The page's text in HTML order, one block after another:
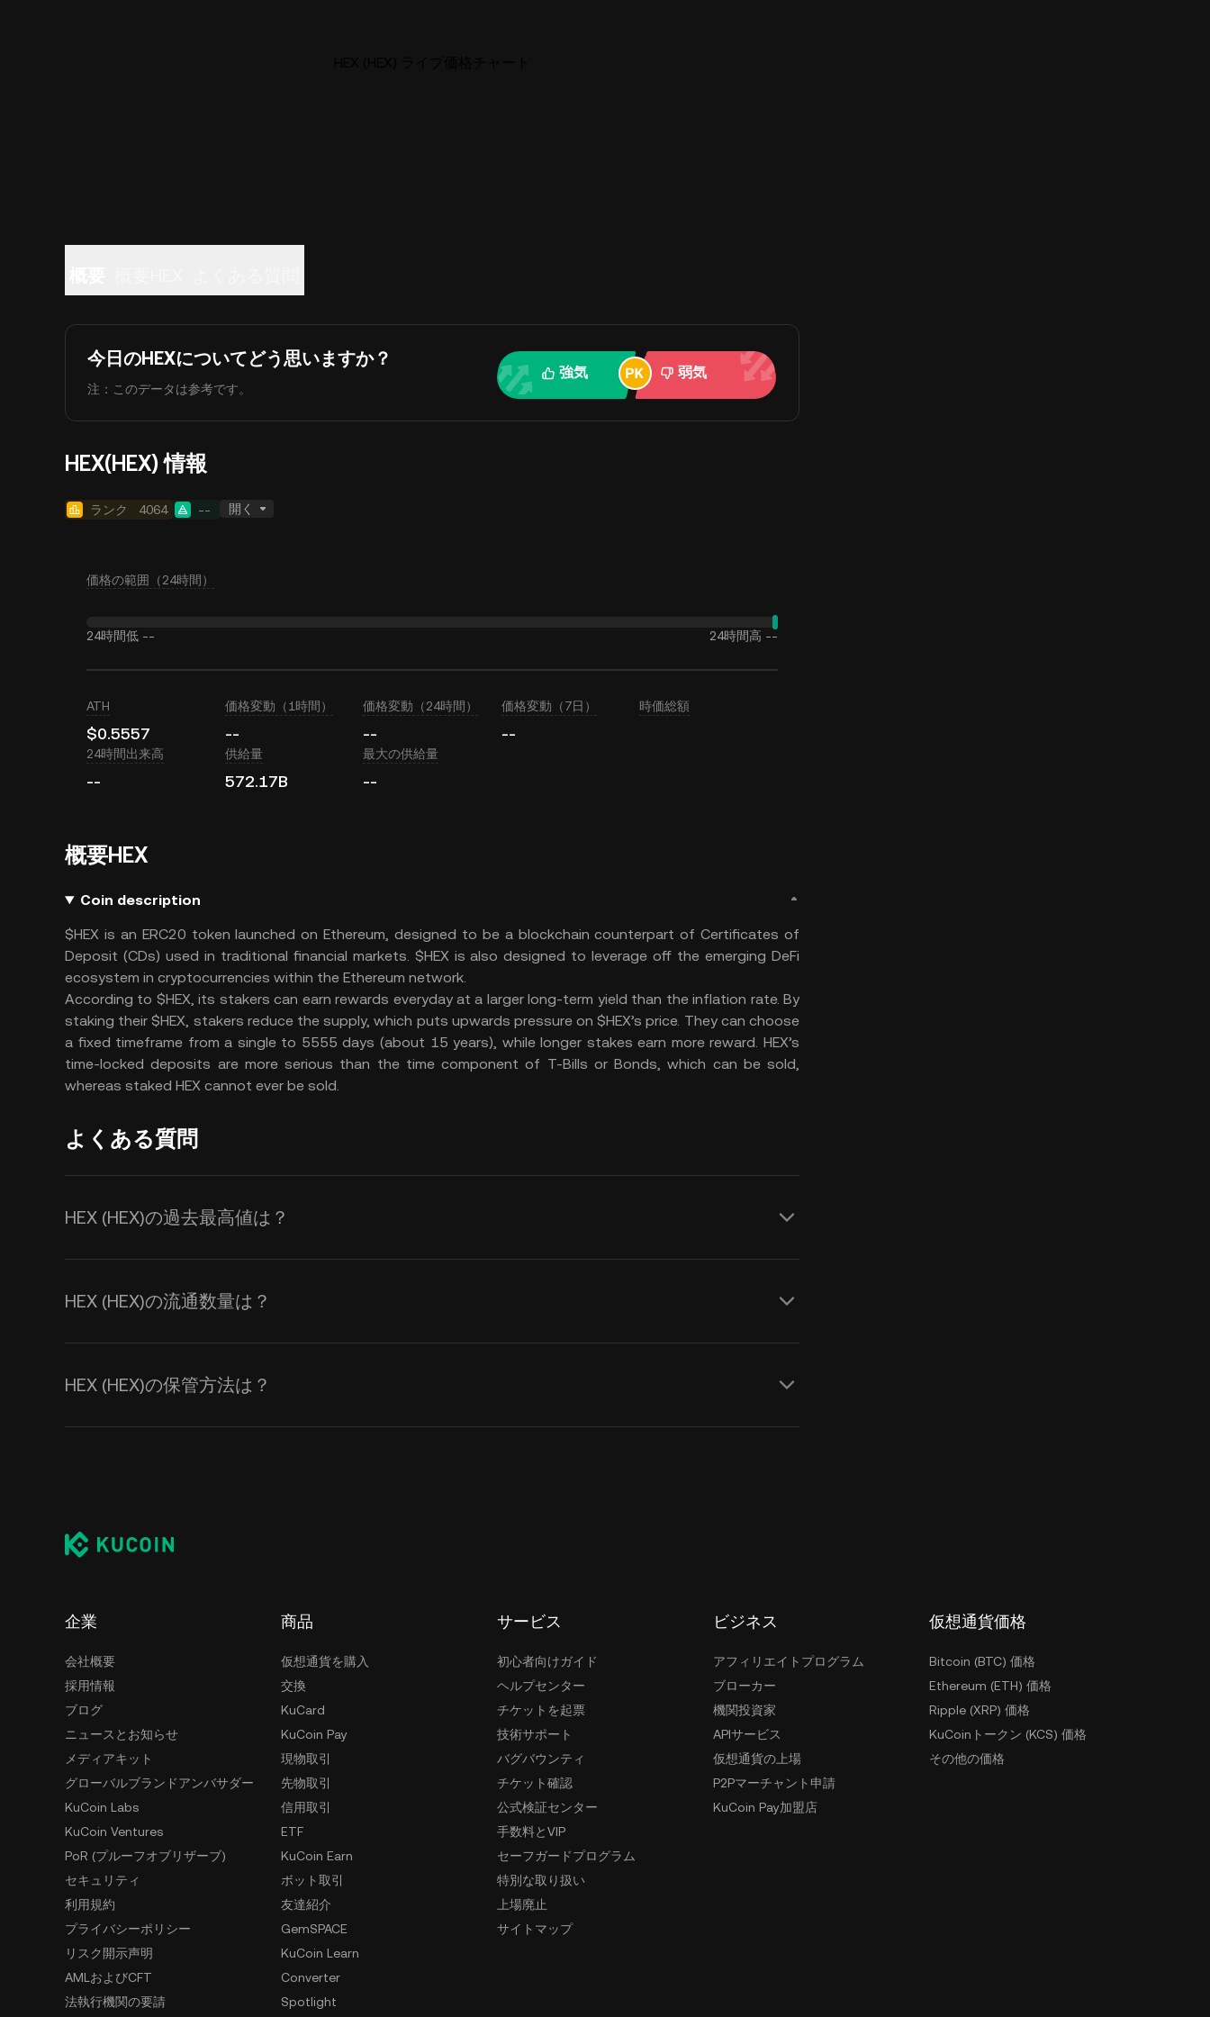
今日のHEXについてどう思いますか？
注：このデータは参考です。
強気 弱気
HEX(HEX) 情報
ランク 4064 -- 開く
価格の範囲（24時間）
24時間低 -- 24時間高 --
ATH
$0.5557
価格変動（1時間）
--
価格変動（24時間）
--
価格変動（7日）
--
時価総額
24時間出来高
--
供給量
572.17B
最大の供給量
--
概要HEX
Coin description
$HEX is an ERC20 token launched on Ethereum, designed to be a blockchain counterpart of Certificates of
Deposit (CDs) used in traditional financial markets. $HEX is also designed to leverage off the emerging DeFi
ecosystem in cryptocurrencies within the Ethereum network.
According to $HEX, its stakers can earn rewards everyday at a larger long-term yield than the inflation rate. By
staking their $HEX, stakers reduce the supply, which puts upwards pressure on $HEX’s price. They can choose
a fixed timeframe from a single to 5555 days (about 15 years), while longer stakes earn more reward. HEX’s
time-locked deposits are more serious than the time component of T-Bills or Bonds, which can be sold,
whereas staked HEX cannot ever be sold.
よくある質問
HEX (HEX)の過去最高値は？
HEX (HEX)の流通数量は？
HEX (HEX)の保管方法は？
企業
会社概要
採用情報
ブログ
ニュースとお知らせ
メディアキット
グローバルブランドアンバサダー
KuCoin Labs
KuCoin Ventures
PoR (プルーフオブリザーブ)
セキュリティ
利用規約
プライバシーポリシー
リスク開示声明
AMLおよびCFT
法執行機関の要請
商品
仮想通貨を購入
交換
KuCard
KuCoin Pay
現物取引
先物取引
信用取引
ETF
KuCoin Earn
ボット取引
友達紹介
GemSPACE
KuCoin Learn
Converter
Spotlight
サービス
初心者向けガイド
ヘルプセンター
チケットを起票
技術サポート
バグバウンティ
チケット確認
公式検証センター
手数料とVIP
セーフガードプログラム
特別な取り扱い
上場廃止
サイトマップ
ビジネス
アフィリエイトプログラム
ブローカー
機関投資家
APIサービス
仮想通貨の上場
P2Pマーチャント申請
KuCoin Pay加盟店
仮想通貨価格
Bitcoin (BTC) 価格
Ethereum (ETH) 価格
Ripple (XRP) 価格
KuCoinトークン (KCS) 価格
その他の価格